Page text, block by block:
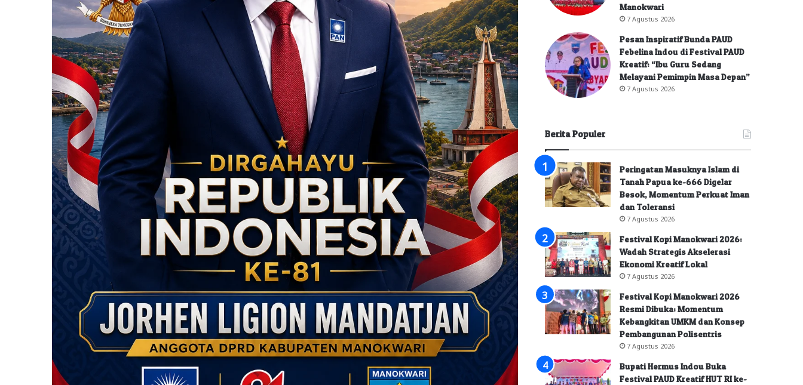
Manokwari
7 Agustus 2026
Pesan Inspiratif Bunda PAUD
Febelina Indou di Festival PAUD
Kreatif: “Ibu Guru Sedang
Melayani Pemimpin Masa Depan”
7 Agustus 2026
Berita Populer
Peringatan Masuknya Islam di
Tanah Papua ke-666 Digelar
Besok, Momentum Perkuat Iman
dan Toleransi
7 Agustus 2026
Festival Kopi Manokwari 2026:
Wadah Strategis Akselerasi
Ekonomi Kreatif Lokal
7 Agustus 2026
Festival Kopi Manokwari 2026
Resmi Dibuka: Momentum
Kebangkitan UMKM dan Konsep
Pembangunan Polisentris
7 Agustus 2026
Bupati Hermus Indou Buka
Festival PAUD Kreatif HUT RI ke-